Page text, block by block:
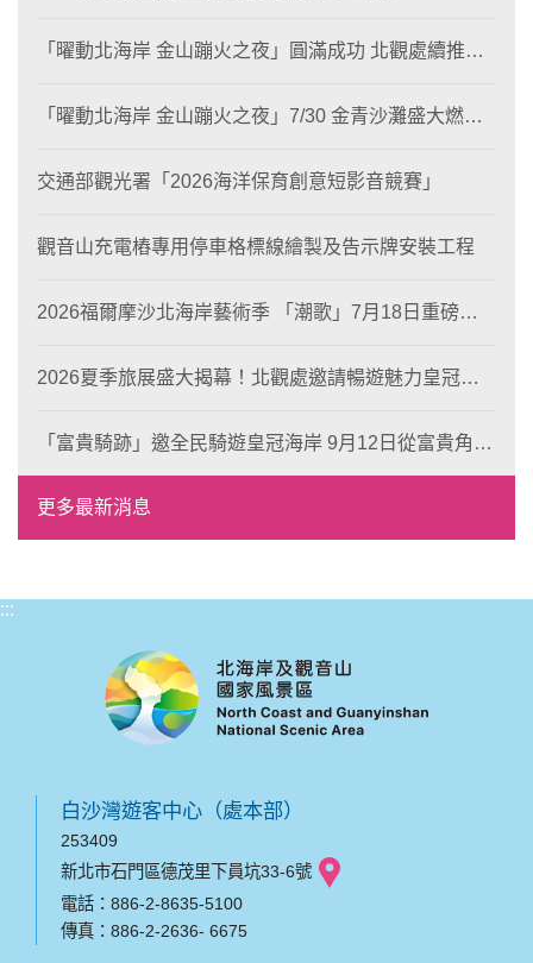
「曜動北海岸 金山蹦火之夜」圓滿成功 北觀處續推照
「曜動北海岸 金山蹦火之夜」7/30 金青沙灘盛大燃
交通部觀光署「2026海洋保育創意短影音競賽」
觀音山充電樁專用停車格標線繪製及告示牌安裝工程
2026福爾摩沙北海岸藝術季 「潮歌」7月18日重磅登
2026夏季旅展盛大揭幕！北觀處邀請暢遊魅力皇冠海
「富貴騎跡」邀全民騎遊皇冠海岸 9月12日從富貴角出
發 探索北海岸山海風光與在地魅力
更多最新消息
:::
白沙灣遊客中心（處本部）
253409
新北市石門區德茂里下員坑33-6號
電話：886-2-8635-5100
傳真：886-2-2636- 6675